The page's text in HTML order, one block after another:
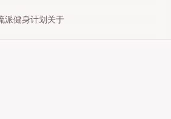
派健身计划关于